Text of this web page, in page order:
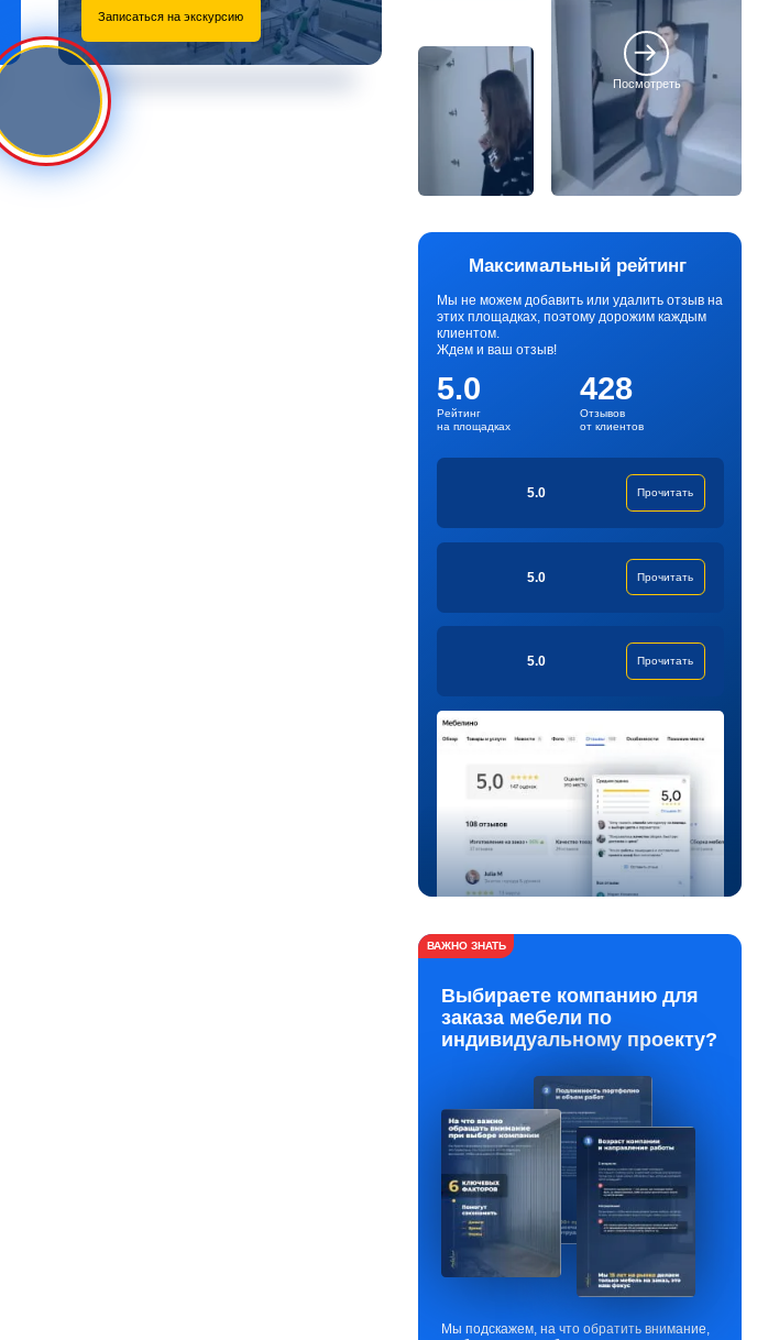
Записаться на экскурсию
Посмотреть
Максимальный рейтинг
Мы не можем добавить или удалить отзыв на
этих площадках, поэтому дорожим каждым
клиентом.
Ждем и ваш отзыв!
5.0
Рейтинг
на площадках
428
Отзывов
от клиентов
5.0 Прочитать
5.0 Прочитать
5.0 Прочитать
ВАЖНО ЗНАТЬ
Выбираете компанию для
заказа мебели по
индивидуальному проекту?
Мы подскажем, на что обратить внимание,